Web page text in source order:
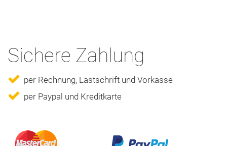
Sichere Zahlung
per Rechnung, Lastschrift und Vorkasse
per Paypal und Kreditkarte